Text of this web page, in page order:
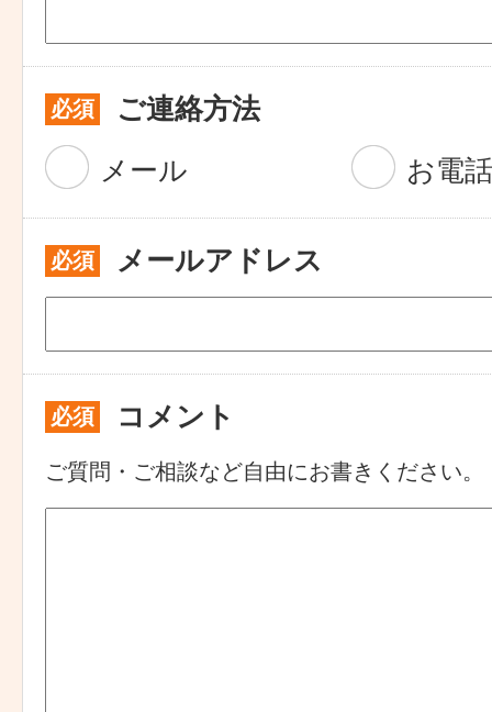
必須
ご連絡方法
メール
お電話
必須 メールアドレス
必須 コメント
ご質問・ご相談など自由にお書きください。